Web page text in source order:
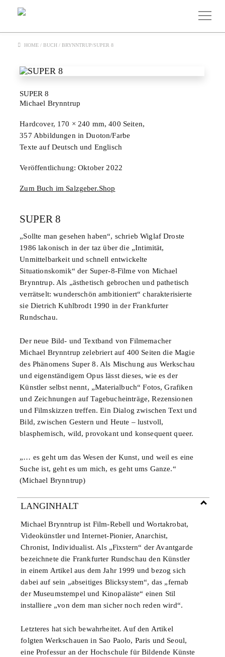
HOME/ BUCH/ BRYNNTRUP/SUPER 8
SUPER 8
Michael Brynntrup
Hardcover, 170 × 240 mm, 400 Seiten,
357 Abbildungen in Duoton/Farbe
Texte auf Deutsch und Englisch
Veröffentlichung: Oktober 2022
Zum Buch im Salzgeber.Shop
SUPER 8
„Sollte man gesehen haben“, schrieb Wiglaf Droste
1986 lakonisch in der taz über die „Intimität,
Unmittelbarkeit und schnell entwickelte
Situationskomik“ der Super-8-Filme von Michael
Brynntrup. Als „ästhetisch gebrochen und pathetisch
verrätselt: wunderschön ambitioniert“ charakterisierte
sie Dietrich Kuhlbrodt 1990 in der Frankfurter
Rundschau.
Der neue Bild- und Textband von Filmemacher
Michael Brynntrup zelebriert auf 400 Seiten die Magie
des Phänomens Super 8. Als Mischung aus Werkschau
und eigenständigem Opus lässt dieses, wie es der
Künstler selbst nennt, „Materialbuch“ Fotos, Grafiken
und Zeichnungen auf Tagebucheinträge, Rezensionen
und Filmskizzen treffen. Ein Dialog zwischen Text und
Bild, zwischen Gestern und Heute – lustvoll,
blasphemisch, wild, provokant und konsequent queer.
„… es geht um das Wesen der Kunst, und weil es eine
Suche ist, geht es um mich, es geht ums Ganze.“
(Michael Brynntrup)
LANGINHALT
Michael Brynntrup ist Film-Rebell und Wortakrobat,
Videokünstler und Internet-Pionier, Anarchist,
Chronist, Individualist. Als „Fixstern“ der Avantgarde
bezeichnete die Frankfurter Rundschau den Künstler
in einem Artikel aus dem Jahr 1999 und bezog sich
dabei auf sein „abseitiges Blicksystem“, das „fernab
der Museumstempel und Kinopaläste“ einen Stil
installiere „von dem man sicher noch reden wird“.
Letzteres hat sich bewahrheitet. Auf den Artikel
folgten Werkschauen in Sao Paolo, Paris und Seoul,
eine Professur an der Hochschule für Bildende Künste